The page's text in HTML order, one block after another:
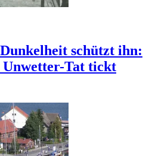
schützt ihn:
Unwetter-Tat tickt